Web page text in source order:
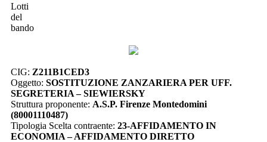
Lotti
del
bando
CIG: Z211B1CED3
Oggetto: SOSTITUZIONE ZANZARIERA PER UFF.
SEGRETERIA – SIEWIERSKY
Struttura proponente: A.S.P. Firenze Montedomini
(80001110487)
Tipologia Scelta contraente: 23-AFFIDAMENTO IN
ECONOMIA – AFFIDAMENTO DIRETTO